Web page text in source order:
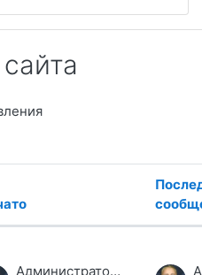
Показано 1
Администратор сайта